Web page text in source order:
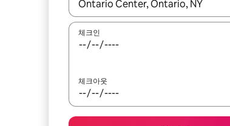
결과가 나오면 위·아래 화살표 키를 사
체크인
체크아웃